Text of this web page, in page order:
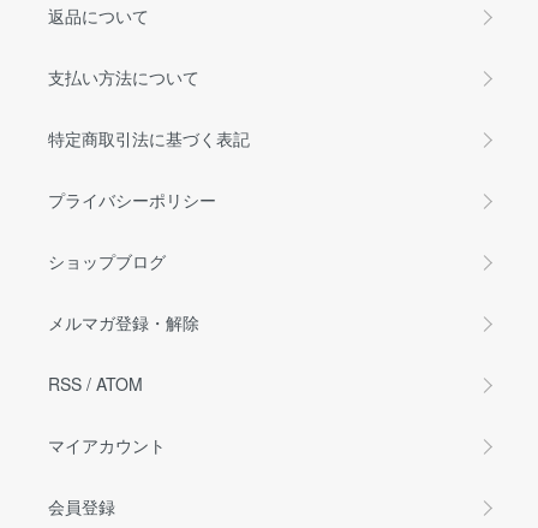
返品について
支払い方法について
特定商取引法に基づく表記
プライバシーポリシー
ショップブログ
メルマガ登録・解除
RSS / ATOM
マイアカウント
会員登録